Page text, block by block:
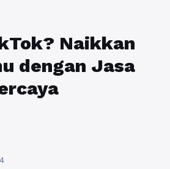
Naikkan
dengan Jasa